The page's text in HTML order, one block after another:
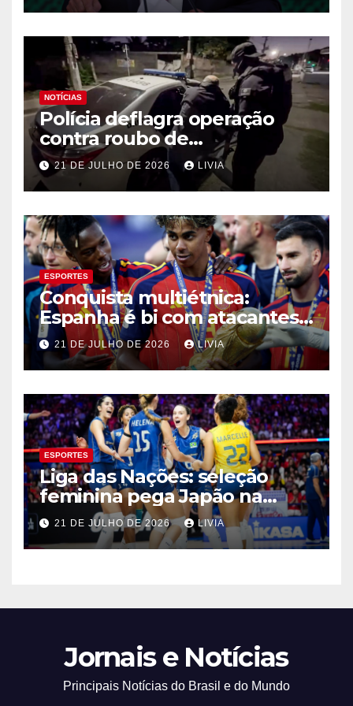
NOTÍCIAS
Polícia deflagra operação
contra roubo de
medicamentos oncológicos
21 DE JULHO DE 2026 LIVIA
ESPORTES
Conquista multiétnica:
Espanha é bi com atacantes
filhos de imigrantes
21 DE JULHO DE 2026 LIVIA
ESPORTES
Liga das Nações: seleção
feminina pega Japão na
quarta em 1º mata-mata
21 DE JULHO DE 2026 LIVIA
Jornais e Notícias
Principais Notícias do Brasil e do Mundo